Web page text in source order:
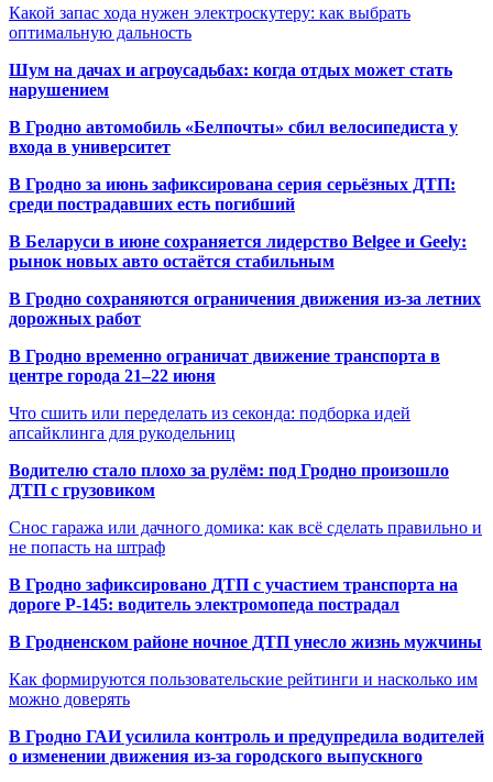
Какой запас хода нужен электроскутеру: как выбрать
оптимальную дальность
Шум на дачах и агроусадьбах: когда отдых может стать
нарушением
В Гродно автомобиль «Белпочты» сбил велосипедиста у
входа в университет
В Гродно за июнь зафиксирована серия серьёзных ДТП:
среди пострадавших есть погибший
В Беларуси в июне сохраняется лидерство Belgee и Geely:
рынок новых авто остаётся стабильным
В Гродно сохраняются ограничения движения из-за летних
дорожных работ
В Гродно временно ограничат движение транспорта в
центре города 21–22 июня
Что сшить или переделать из секонда: подборка идей
апсайклинга для рукодельниц
Водителю стало плохо за рулём: под Гродно произошло
ДТП с грузовиком
Снос гаража или дачного домика: как всё сделать правильно и
не попасть на штраф
В Гродно зафиксировано ДТП с участием транспорта на
дороге Р-145: водитель электромопеда пострадал
В Гродненском районе ночное ДТП унесло жизнь мужчины
Как формируются пользовательские рейтинги и насколько им
можно доверять
В Гродно ГАИ усилила контроль и предупредила водителей
о изменении движения из-за городского выпускного